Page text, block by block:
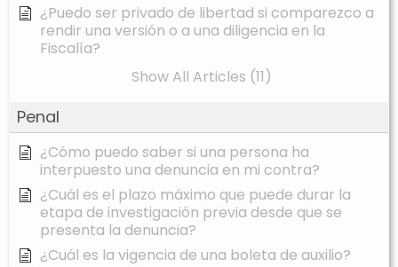
¿Puedo ser privado de libertad si comparezco a
rendir una versión o a una diligencia en la
Fiscalía?
Show All Articles (11)
Penal
¿Cómo puedo saber si una persona ha
interpuesto una denuncia en mi contra?
¿Cuál es el plazo máximo que puede durar la
etapa de investigación previa desde que se
presenta la denuncia?
¿Cuál es la vigencia de una boleta de auxilio?